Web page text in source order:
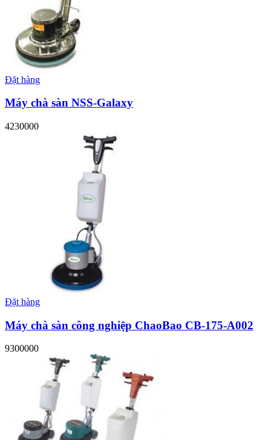
Đặt hàng
Máy chà sàn NSS-Galaxy
4230000
Đặt hàng
Máy chà sàn công nghiệp ChaoBao CB-175-A002
9300000